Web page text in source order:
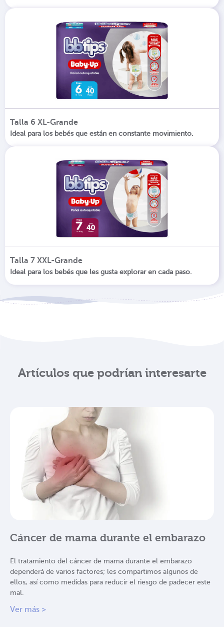
Talla 6 XL-Grande
Ideal para los bebés que están en constante movimiento.
Talla 7 XXL-Grande
Ideal para los bebés que les gusta explorar en cada paso.
Artículos que podrían interesarte
Cáncer de mama durante el embarazo
El tratamiento del cáncer de mama durante el embarazo
dependerá de varios factores; les compartimos algunos de
ellos, así como medidas para reducir el riesgo de padecer este
mal.
Ver más >